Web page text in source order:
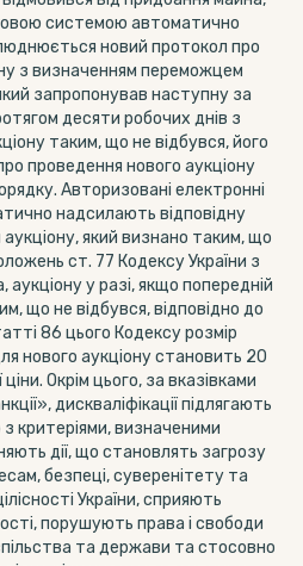
системою автоматично
новий протокол про
з визначенням переможцем
запропонував наступну за
десяти робочих днів з
таким, що не відбувся, його
проведення нового аукціону
Авторизовані електронні
надсилають відповідну
який визнано таким, що
ст. 77 Кодексу України з
у разі, якщо попередній
що не відбувся, відповідно до
86 цього Кодексу розмір
нового аукціону становить 20
Окрім цього, за вказівками
дискваліфікації підлягають
з критеріями, визначеними
дії, що становлять загрозу
безпеці, суверенітету та
України, сприяють
порушують права і свободи
та держави та стосовно